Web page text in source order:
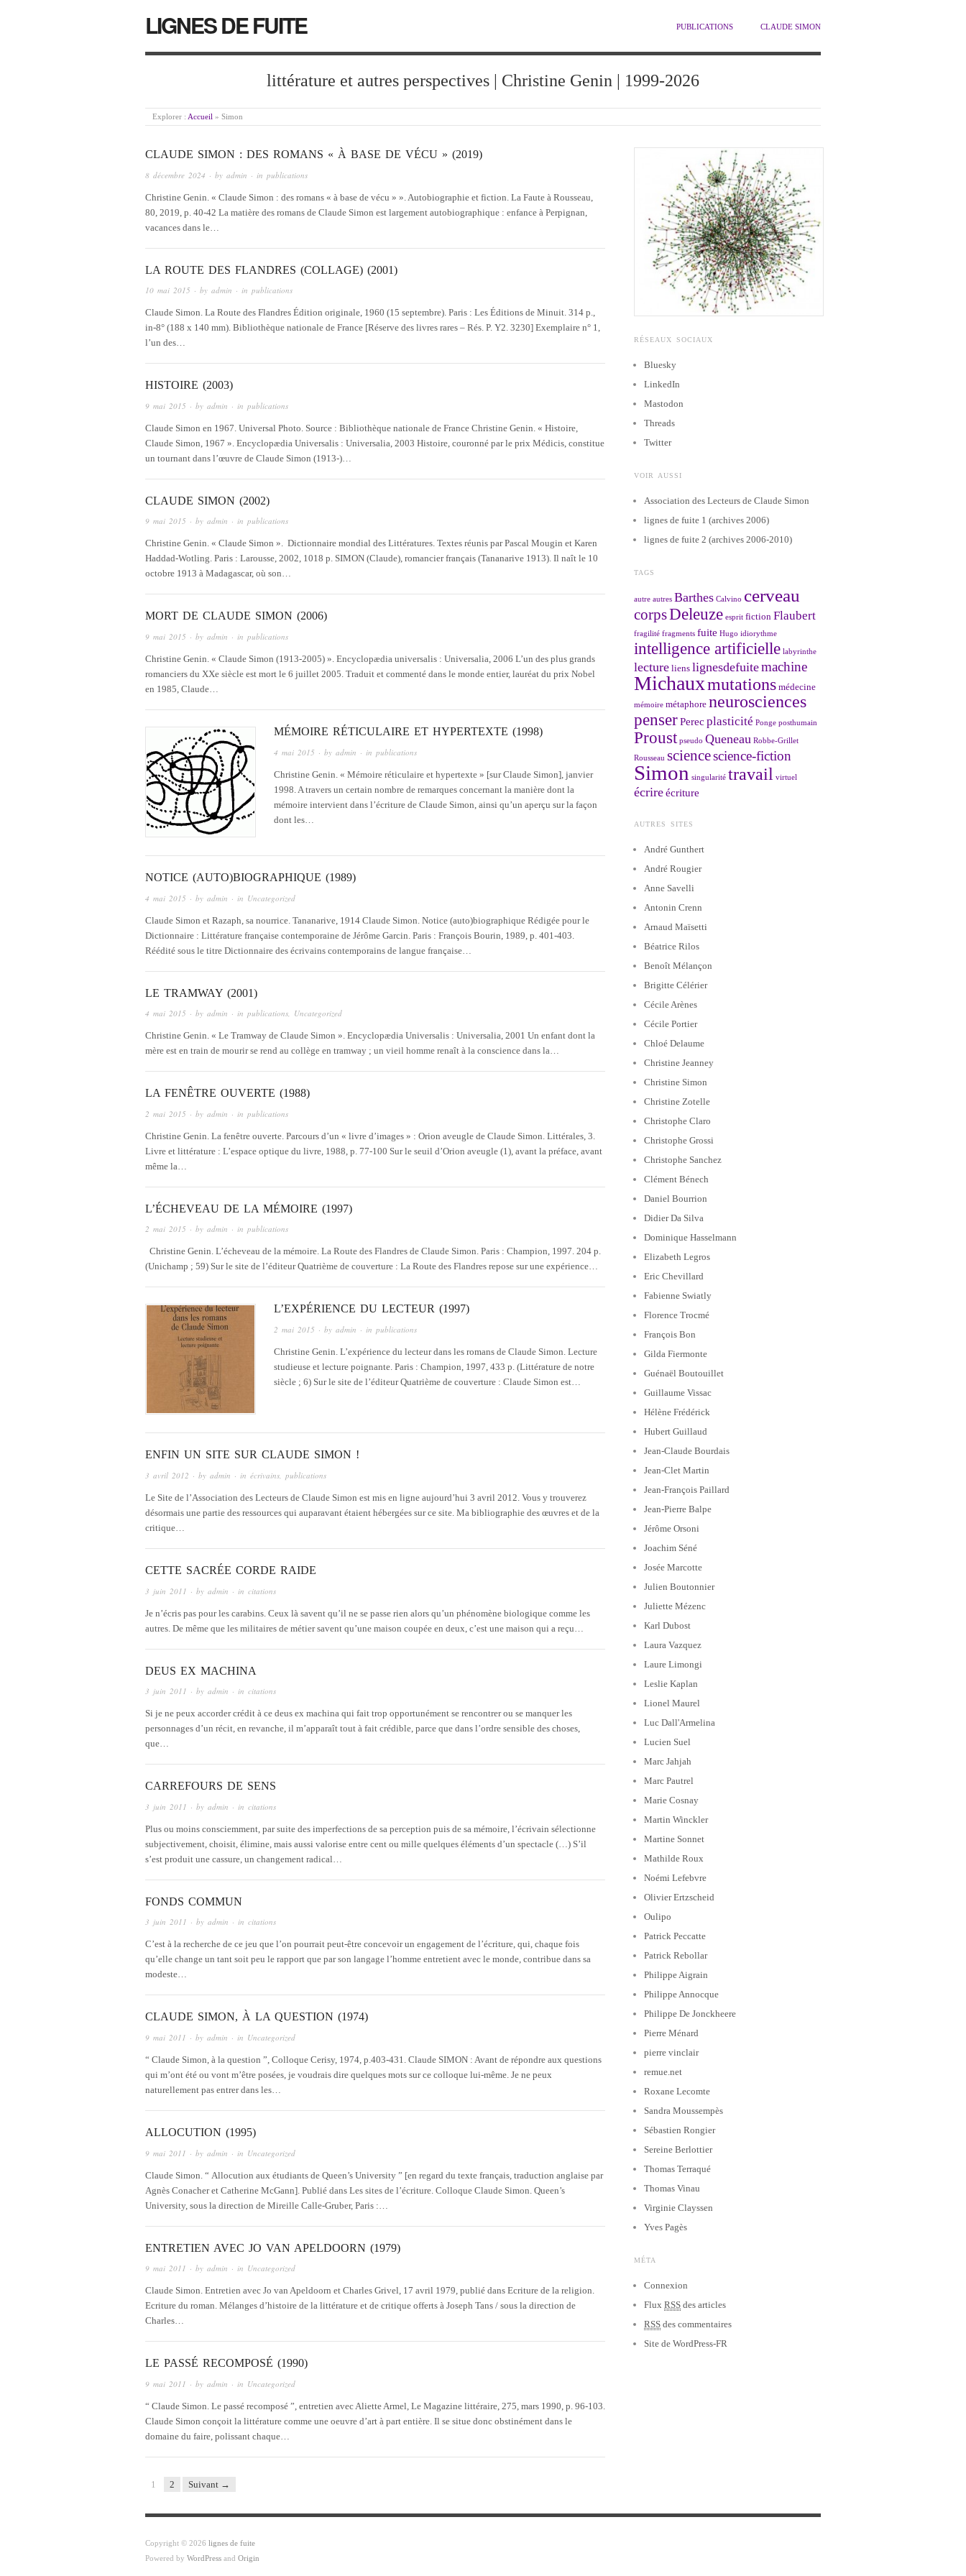
LIGNES DE FUITE PUBLICATIONS CLAUDE SIMON
littérature et autres perspectives | Christine Genin | 1999-2026
Explorer : Accueil » Simon
CLAUDE SIMON : DES ROMANS « À BASE DE VÉCU » (2019)
8 décembre 2024 · by admin · in publications
Christine Genin. « Claude Simon : des romans « à base de vécu » ». Autobiographie et fiction. La Faute à Rousseau,
80, 2019, p. 40-42 La matière des romans de Claude Simon est largement autobiographique : enfance à Perpignan,
vacances dans le…
LA ROUTE DES FLANDRES (COLLAGE) (2001)
10 mai 2015 · by admin · in publications
Claude Simon. La Route des Flandres Édition originale, 1960 (15 septembre). Paris : Les Éditions de Minuit. 314 p.,
in-8° (188 x 140 mm). Bibliothèque nationale de France [Réserve des livres rares – Rés. P. Y2. 3230] Exemplaire n° 1,
l’un des…
HISTOIRE (2003)
9 mai 2015 · by admin · in publications
Claude Simon en 1967. Universal Photo. Source : Bibliothèque nationale de France Christine Genin. « Histoire,
Claude Simon, 1967 ». Encyclopædia Universalis : Universalia, 2003 Histoire, couronné par le prix Médicis, constitue
un tournant dans l’œuvre de Claude Simon (1913-)…
CLAUDE SIMON (2002)
9 mai 2015 · by admin · in publications
Christine Genin. « Claude Simon ». Dictionnaire mondial des Littératures. Textes réunis par Pascal Mougin et Karen
Haddad-Wotling. Paris : Larousse, 2002, 1018 p. SIMON (Claude), romancier français (Tananarive 1913). Il naît le 10
octobre 1913 à Madagascar, où son…
MORT DE CLAUDE SIMON (2006)
9 mai 2015 · by admin · in publications
Christine Genin. « Claude Simon (1913-2005) ». Encyclopædia universalis : Universalia, 2006 L’un des plus grands
romanciers du XXe siècle est mort le 6 juillet 2005. Traduit et commenté dans le monde entier, lauréat du prix Nobel
en 1985, Claude…
MÉMOIRE RÉTICULAIRE ET HYPERTEXTE (1998)
4 mai 2015 · by admin · in publications
Christine Genin. « Mémoire réticulaire et hypertexte » [sur Claude Simon], janvier
1998. A travers un certain nombre de remarques concernant la manière dont la
mémoire intervient dans l’écriture de Claude Simon, ainsi qu’un aperçu sur la façon
dont les…
NOTICE (AUTO)BIOGRAPHIQUE (1989)
4 mai 2015 · by admin · in Uncategorized
Claude Simon et Razaph, sa nourrice. Tananarive, 1914 Claude Simon. Notice (auto)biographique Rédigée pour le
Dictionnaire : Littérature française contemporaine de Jérôme Garcin. Paris : François Bourin, 1989, p. 401-403.
Réédité sous le titre Dictionnaire des écrivains contemporains de langue française…
LE TRAMWAY (2001)
4 mai 2015 · by admin · in publications, Uncategorized
Christine Genin. « Le Tramway de Claude Simon ». Encyclopædia Universalis : Universalia, 2001 Un enfant dont la
mère est en train de mourir se rend au collège en tramway ; un vieil homme renaît à la conscience dans la…
LA FENÊTRE OUVERTE (1988)
2 mai 2015 · by admin · in publications
Christine Genin. La fenêtre ouverte. Parcours d’un « livre d’images » : Orion aveugle de Claude Simon. Littérales, 3.
Livre et littérature : L’espace optique du livre, 1988, p. 77-100 Sur le seuil d’Orion aveugle (1), avant la préface, avant
même la…
L’ÉCHEVEAU DE LA MÉMOIRE (1997)
2 mai 2015 · by admin · in publications
Christine Genin. L’écheveau de la mémoire. La Route des Flandres de Claude Simon. Paris : Champion, 1997. 204 p.
(Unichamp ; 59) Sur le site de l’éditeur Quatrième de couverture : La Route des Flandres repose sur une expérience…
L’EXPÉRIENCE DU LECTEUR (1997)
2 mai 2015 · by admin · in publications
Christine Genin. L’expérience du lecteur dans les romans de Claude Simon. Lecture
studieuse et lecture poignante. Paris : Champion, 1997, 433 p. (Littérature de notre
siècle ; 6) Sur le site de l’éditeur Quatrième de couverture : Claude Simon est…
ENFIN UN SITE SUR CLAUDE SIMON !
3 avril 2012 · by admin · in écrivains publications
Le Site de l’Association des Lecteurs de Claude Simon est mis en ligne aujourd’hui 3 avril 2012. Vous y trouverez
désormais une partie des ressources qui auparavant étaient hébergées sur ce site. Ma bibliographie des œuvres et de la
critique…
CETTE SACRÉE CORDE RAIDE
3 juin 2011 · by admin · in citations
Je n’écris pas pour les carabins. Ceux là savent qu’il ne se passe rien alors qu’un phénomène biologique comme les
autres. De même que les militaires de métier savent qu’une maison coupée en deux, c’est une maison qui a reçu…
DEUS EX MACHINA
3 juin 2011 · by admin · in citations
Si je ne peux accorder crédit à ce deus ex machina qui fait trop opportunément se rencontrer ou se manquer les
personnages d’un récit, en revanche, il m’apparaît tout à fait crédible, parce que dans l’ordre sensible des choses,
que…
CARREFOURS DE SENS
3 juin 2011 · by admin · in citations
Plus ou moins consciemment, par suite des imperfections de sa perception puis de sa mémoire, l’écrivain sélectionne
subjectivement, choisit, élimine, mais aussi valorise entre cent ou mille quelques éléments d’un spectacle (…) S’il
s’est produit une cassure, un changement radical…
FONDS COMMUN
3 juin 2011 · by admin · in citations
C’est à la recherche de ce jeu que l’on pourrait peut-être concevoir un engagement de l’écriture, qui, chaque fois
qu’elle change un tant soit peu le rapport que par son langage l’homme entretient avec le monde, contribue dans sa
modeste…
CLAUDE SIMON, À LA QUESTION (1974)
9 mai 2011 · by admin · in Uncategorized
“ Claude Simon, à la question ”, Colloque Cerisy, 1974, p.403-431. Claude SIMON : Avant de répondre aux questions
qui m’ont été ou vont m’être posées, je voudrais dire quelques mots sur ce colloque lui-même. Je ne peux
naturellement pas entrer dans les…
ALLOCUTION (1995)
9 mai 2011 · by admin · in Uncategorized
Claude Simon. “ Allocution aux étudiants de Queen’s University ” [en regard du texte français, traduction anglaise par
Agnès Conacher et Catherine McGann]. Publié dans Les sites de l’écriture. Colloque Claude Simon. Queen’s
University, sous la direction de Mireille Calle-Gruber, Paris :…
ENTRETIEN AVEC JO VAN APELDOORN (1979)
9 mai 2011 · by admin · in Uncategorized
Claude Simon. Entretien avec Jo van Apeldoorn et Charles Grivel, 17 avril 1979, publié dans Ecriture de la religion.
Ecriture du roman. Mélanges d’histoire de la littérature et de critique offerts à Joseph Tans / sous la direction de
Charles…
LE PASSÉ RECOMPOSÉ (1990)
9 mai 2011 · by admin · in Uncategorized
“ Claude Simon. Le passé recomposé ”, entretien avec Aliette Armel, Le Magazine littéraire, 275, mars 1990, p. 96-103.
Claude Simon conçoit la littérature comme une oeuvre d’art à part entière. Il se situe donc obstinément dans le
domaine du faire, polissant chaque…
1 2 Suivant →
RÉSEAUX SOCIAUX
Bluesky
LinkedIn
Mastodon
Threads
Twitter
VOIR AUSSI
Association des Lecteurs de Claude Simon
lignes de fuite 1 (archives 2006)
lignes de fuite 2 (archives 2006-2010)
TAGS
autre autres Barthes Calvino cerveau
corpsDeleuze esprit fiction Flaubert
fragilité fragments fuite Hugo idiorythme
intelligence artificielle labyrinthe
lecture liens lignesdefuitemachine
Michauxmutations médecine
mémoire métaphore neurosciences
penserPerec plasticité Ponge posthumain
Proust pseudo Queneau Robbe-Grillet
Rousseau sciencescience-fiction
Simon singularité travail virtuel
écrireécriture
AUTRES SITES
André Gunthert
André Rougier
Anne Savelli
Antonin Crenn
Arnaud Maïsetti
Béatrice Rilos
Benoît Mélançon
Brigitte Célérier
Cécile Arènes
Cécile Portier
Chloé Delaume
Christine Jeanney
Christine Simon
Christine Zotelle
Christophe Claro
Christophe Grossi
Christophe Sanchez
Clément Bénech
Daniel Bourrion
Didier Da Silva
Dominique Hasselmann
Elizabeth Legros
Eric Chevillard
Fabienne Swiatly
Florence Trocmé
François Bon
Gilda Fiermonte
Guénaël Boutouillet
Guillaume Vissac
Hélène Frédérick
Hubert Guillaud
Jean-Claude Bourdais
Jean-Clet Martin
Jean-François Paillard
Jean-Pierre Balpe
Jérôme Orsoni
Joachim Séné
Josée Marcotte
Julien Boutonnier
Juliette Mézenc
Karl Dubost
Laura Vazquez
Laure Limongi
Leslie Kaplan
Lionel Maurel
Luc Dall'Armelina
Lucien Suel
Marc Jahjah
Marc Pautrel
Marie Cosnay
Martin Winckler
Martine Sonnet
Mathilde Roux
Noémi Lefebvre
Olivier Ertzscheid
Oulipo
Patrick Peccatte
Patrick Rebollar
Philippe Aigrain
Philippe Annocque
Philippe De Jonckheere
Pierre Ménard
pierre vinclair
remue.net
Roxane Lecomte
Sandra Moussempès
Sébastien Rongier
Sereine Berlottier
Thomas Terraqué
Thomas Vinau
Virginie Clayssen
Yves Pagès
MÉTA
Connexion
Flux RSS des articles
RSS des commentaires
Site de WordPress-FR
Copyright © 2026 lignes de fuite
Powered by WordPress and Origin